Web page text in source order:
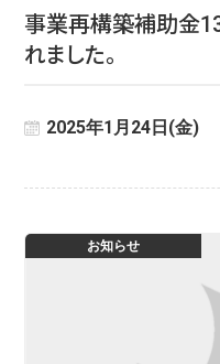
事業再構築補助金
れました。
2025年1月24日(金)
お知らせ